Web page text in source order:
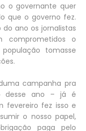
o governante quer
que o governo fez.
ano os jornalistas
comprometidos o
tomasse
campanha pra
desse ano – já é
fevereiro fez isso e
o nosso papel,
paga pelo